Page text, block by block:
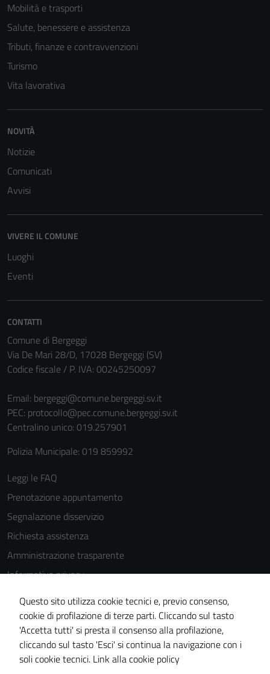
Mobilità e trasporti
Salute, benessere e assistenza
Tributi, finanze e contravvenzioni
Turismo
Vita lavorativa
NOVITÀ
Notizie
Comunicati
Avvisi
VIVERE IL COMUNE
Luoghi
Eventi
CONTATTI
Comune di Bergeggi
Via De Mari 28/D, 17028 Bergeggi (SV)
Codice fiscale / P. IVA: 00245250097
Email: bergeggi@comune.bergeggi.sv.it
PEC: protocollo@pec.comune.bergeggi.sv.it
Centralino unico: 019.257901
Polizia Municipale: 019 859992
Leggi le FAQ
Prenotazione appuntamento
Segnalazione disservizio
Richiesta assistenza
Amministrazione trasparente
Informativa privacy
Cookie Policy
Note legali
Dichiarazione di accessibilità
Piano di miglioramento del sito
Questo sito utilizza cookie tecnici e, previo consenso,
cookie di profilazione di terze parti. Cliccando sul tasto
'Accetta tutti' si presta il consenso alla profilazione,
cliccando sul tasto 'Esci' si continua la navigazione con i
soli cookie tecnici. Link alla cookie policy
Questi cookie
sono necessari
funzionamento
del sito e non